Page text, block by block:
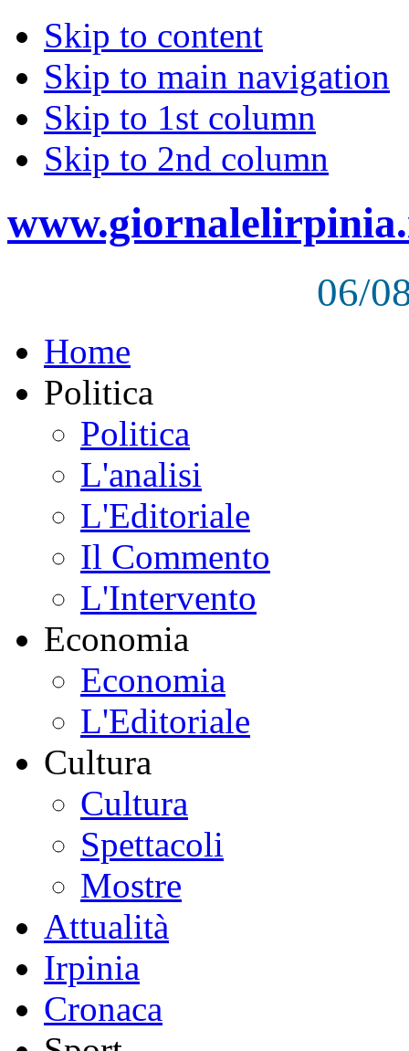
Skip to content
Skip to main navigation
Skip to 1st column
Skip to 2nd column
06/
Home
Politica
Politica
L'analisi
L'Editoriale
Il Commento
L'Intervento
Economia
Economia
L'Editoriale
Cultura
Cultura
Spettacoli
Mostre
Attualità
Irpinia
Cronaca